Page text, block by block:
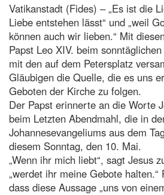
Vatikanstadt (Fides) – „Es ist die
Liebe entstehen lässt“ und „weil
können auch wir lieben.“ Mit
Papst Leo XIV. beim
mit den auf dem Petersplatz
Gläubigen die Quelle, die es uns
Geboten der Kirche zu folgen.
Der Papst erinnerte an die Worte
beim Letzten Abendmahl, die in
Johannesevangeliums aus dem
diesem Sonntag, den 10. Mai.
„Wenn ihr mich liebt“, sagt Jesus
„werdet ihr meine Gebote halten.“
dass diese Aussage „uns von